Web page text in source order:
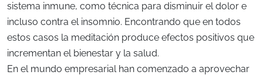
sistema inmune, como técnica para disminuir el dolor e
incluso contra el insomnio. Encontrando que en todos
estos casos la meditación produce efectos positivos que
incrementan el bienestar y la salud.
En el mundo empresarial han comenzado a aprovechar